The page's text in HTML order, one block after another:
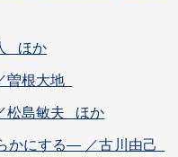
ほか
曽根大地
松島敏夫 ほか
かにする― ／古川由己